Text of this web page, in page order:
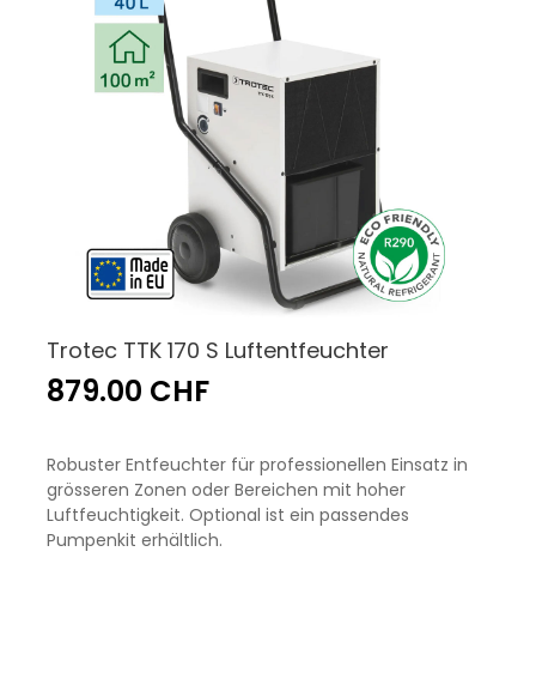
Trotec TTK 170 S Luftentfeuchter
879.00 CHF
Robuster Entfeuchter für professionellen Einsatz in
grösseren Zonen oder Bereichen mit hoher
Luftfeuchtigkeit. Optional ist ein passendes
Pumpenkit erhältlich.